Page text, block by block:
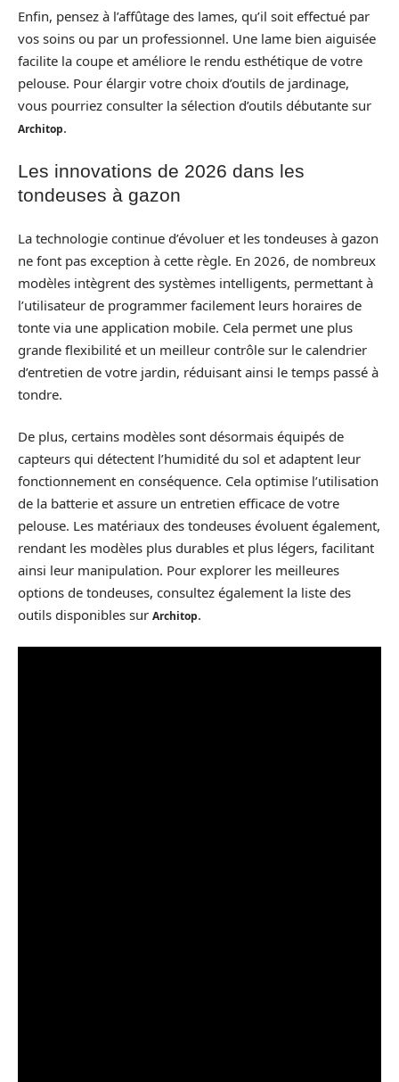
Enfin, pensez à l’affûtage des lames, qu’il soit effectué par
vos soins ou par un professionnel. Une lame bien aiguisée
facilite la coupe et améliore le rendu esthétique de votre
pelouse. Pour élargir votre choix d’outils de jardinage,
vous pourriez consulter la sélection d’outils débutante sur
Architop.
Les innovations de 2026 dans les
tondeuses à gazon
La technologie continue d’évoluer et les tondeuses à gazon
ne font pas exception à cette règle. En 2026, de nombreux
modèles intègrent des systèmes intelligents, permettant à
l’utilisateur de programmer facilement leurs horaires de
tonte via une application mobile. Cela permet une plus
grande flexibilité et un meilleur contrôle sur le calendrier
d’entretien de votre jardin, réduisant ainsi le temps passé à
tondre.
De plus, certains modèles sont désormais équipés de
capteurs qui détectent l’humidité du sol et adaptent leur
fonctionnement en conséquence. Cela optimise l’utilisation
de la batterie et assure un entretien efficace de votre
pelouse. Les matériaux des tondeuses évoluent également,
rendant les modèles plus durables et plus légers, facilitant
ainsi leur manipulation. Pour explorer les meilleures
options de tondeuses, consultez également la liste des
outils disponibles sur Architop.